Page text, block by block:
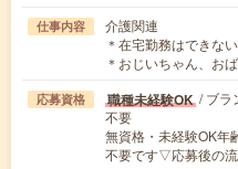
仕事内容
介護関連
＊在宅勤務はできな
＊おじいちゃん、お
応募資格 職種未経験OK / ブラ
不要
無資格・未経験OK
不要です▽応募後の